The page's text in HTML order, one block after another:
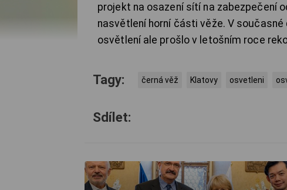
projekt na osazení sítí na zabezpečení
nasvětlení horní části věže. V
osvětlení ale prošlo v letošním roce
Tagy: černá věž Klatovy osvetleni
Sdílet: